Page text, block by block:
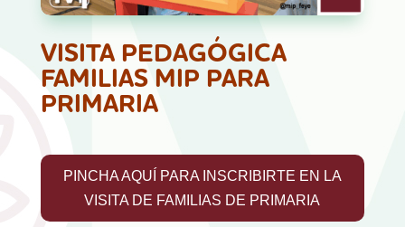
VISITA PEDAGÓGICA
FAMILIAS MIP PARA
PRIMARIA
PINCHA AQUÍ PARA INSCRIBIRTE EN LA
VISITA DE FAMILIAS DE PRIMARIA